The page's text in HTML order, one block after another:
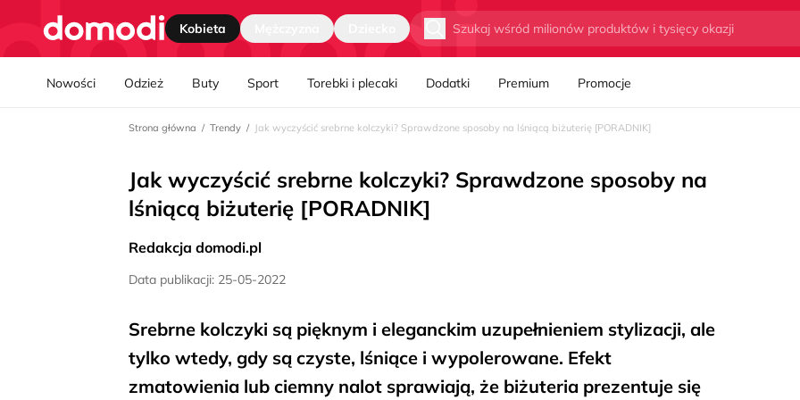
Nawgiacja kategorii
Strona główna Kobieta Wyszukaj
Nowości Odzież Buty Sport Torebki i plecaki Dodatki Premium Promocje
Strona główna Trendy Jak wyczyścić srebrne kolczyki? Sprawdzone sposoby na lśniącą biżuterię [PORADNIK]
Jak wyczyścić srebrne kolczyki? Sprawdzone sposoby na
lśniącą biżuterię [PORADNIK]
Redakcja domodi.pl
Data publikacji: 25-05-2022
Srebrne kolczyki są pięknym i eleganckim uzupełnieniem stylizacji, ale
tylko wtedy, gdy są czyste, lśniące i wypolerowane. Efekt
zmatowienia lub ciemny nalot sprawiają, że biżuteria prezentuje się